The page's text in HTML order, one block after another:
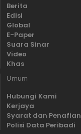
Berita
Edisi
Global
E-Paper
Suara Sinar
Video
Khas
Umum
Hubungi Kami
Kerjaya
Syarat dan Penafian
Polisi Data Peribadi